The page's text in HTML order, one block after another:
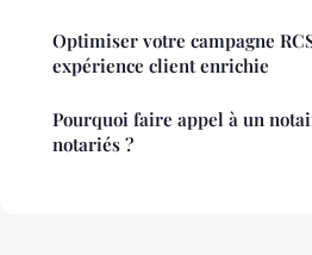
Optimiser votre campagne
expérience client enrichie
Pourquoi faire appel à un
notariés ?